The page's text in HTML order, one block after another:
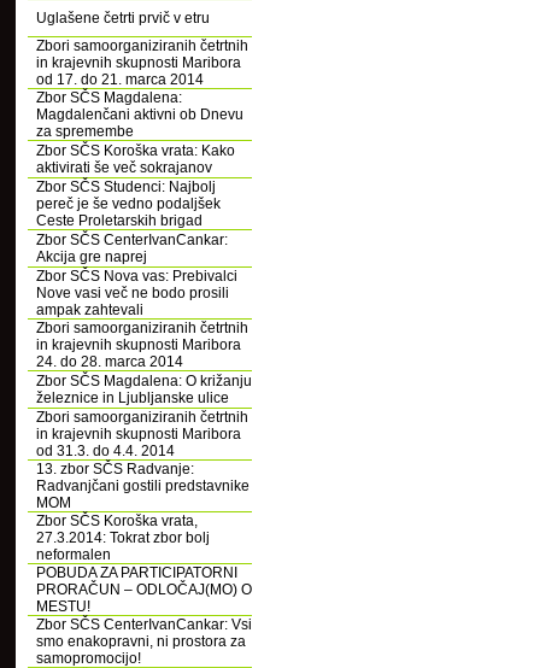
Uglašene četrti prvič v etru
Zbori samoorganiziranih četrtnih
in krajevnih skupnosti Maribora
od 17. do 21. marca 2014
Zbor SČS Magdalena:
Magdalenčani aktivni ob Dnevu
za spremembe
Zbor SČS Koroška vrata: Kako
aktivirati še več sokrajanov
Zbor SČS Studenci: Najbolj
pereč je še vedno podaljšek
Ceste Proletarskih brigad
Zbor SČS CenterIvanCankar:
Akcija gre naprej
Zbor SČS Nova vas: Prebivalci
Nove vasi več ne bodo prosili
ampak zahtevali
Zbori samoorganiziranih četrtnih
in krajevnih skupnosti Maribora
24. do 28. marca 2014
Zbor SČS Magdalena: O križanju
železnice in Ljubljanske ulice
Zbori samoorganiziranih četrtnih
in krajevnih skupnosti Maribora
od 31.3. do 4.4. 2014
13. zbor SČS Radvanje:
Radvanjčani gostili predstavnike
MOM
Zbor SČS Koroška vrata,
27.3.2014: Tokrat zbor bolj
neformalen
POBUDA ZA PARTICIPATORNI
PRORAČUN – ODLOČAJ(MO) O
MESTU!
Zbor SČS CenterIvanCankar: Vsi
smo enakopravni, ni prostora za
samopromocijo!